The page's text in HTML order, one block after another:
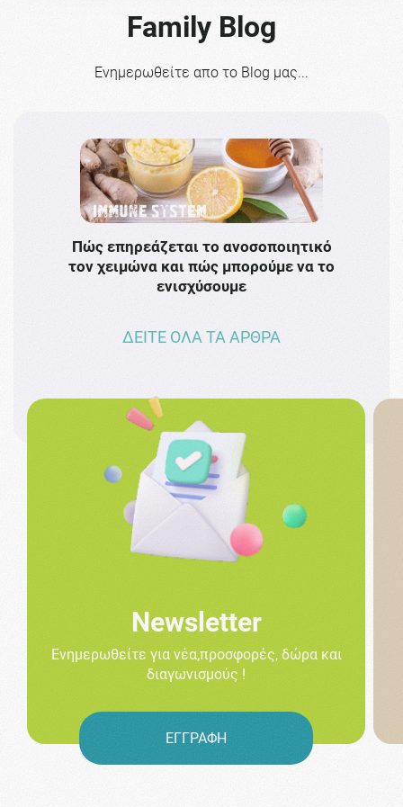
Family Blog
Ενημερωθείτε απο το Blog μας...
Πώς επηρεάζεται το ανοσοποιητικό
τον χειμώνα και πώς μπορούμε να το
ενισχύσουμε
ΔΕΙΤΕ ΟΛΑ ΤΑ ΑΡΘΡΑ
Newsletter
Ενημερωθείτε για νέα,προσφορές, δώρα και
διαγωνισμούς !
ΕΓΓΡΑΦΗ